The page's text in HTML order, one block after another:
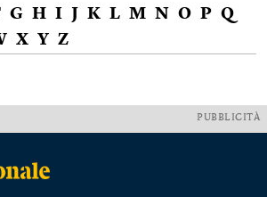
G H I J K L M N O P Q
X Y Z
PUBBLICITÀ